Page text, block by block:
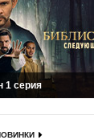
1 серия